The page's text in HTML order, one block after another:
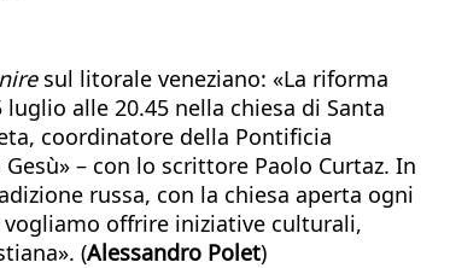
sul litorale veneziano: «La riforma
alle 20.45 nella chiesa di Santa
coordinatore della Pontificia
– con lo scrittore Paolo Curtaz. In
russa, con la chiesa aperta ogni
vogliamo offrire iniziative culturali,
(Alessandro Polet)